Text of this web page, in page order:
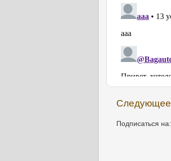
Следующее
Подписаться на: